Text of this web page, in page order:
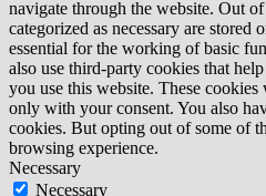
navigate through the website. Out
categorized as necessary are stored
essential for the working of basic
also use third-party cookies that
you use this website. These
only with your consent. You also
cookies. But opting out of some of
browsing experience.
Necessary
Necessary